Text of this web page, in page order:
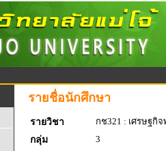
รายชื่อนักศึกษา
รายวิชา
กช321 : เศรษฐกิ
กลุ่ม
3